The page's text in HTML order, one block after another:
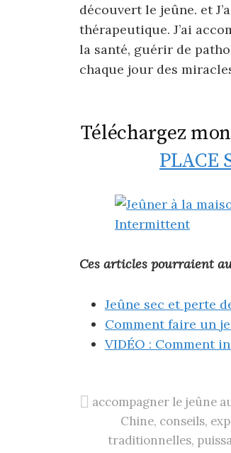
découvert le jeûne. et
thérapeutique. J’ai
la santé, guérir de
chaque jour des
Téléchargez
PLACE
Ces articles pourraient
Jeûne sec et perte
Comment faire un
VIDÉO : Comment
accompagner le jeûne
Chine, conseils,
traditionnelles,